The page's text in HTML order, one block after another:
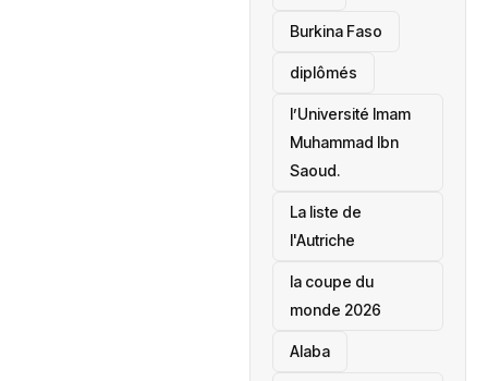
Burkina Faso
diplômés
l’Université Imam
Muhammad Ibn
Saoud.
‎La liste de
l'Autriche
la coupe du
monde 2026
Alaba